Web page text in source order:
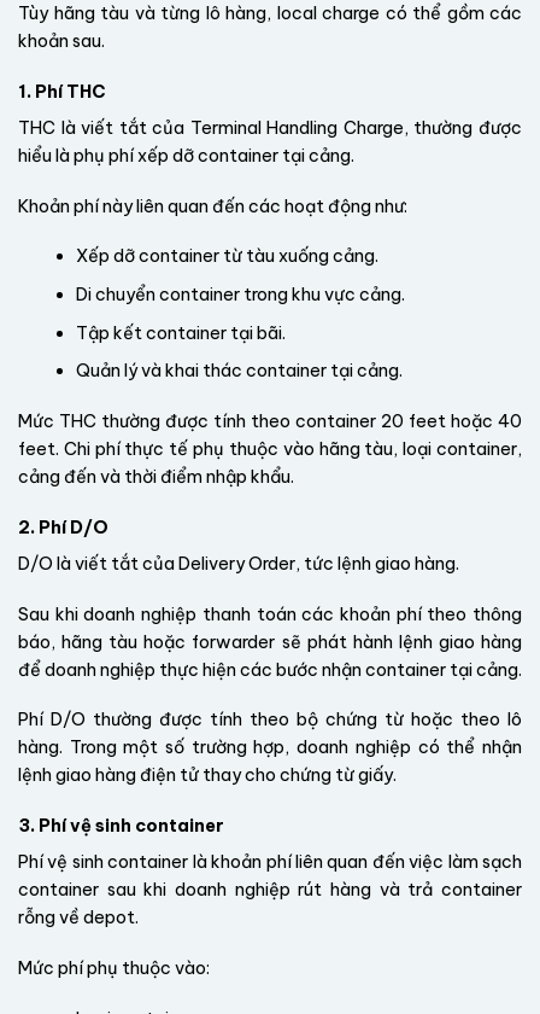
Tùy hãng tàu và từng lô hàng, local charge có thể gồm các
khoản sau.
1. Phí THC
THC là viết tắt của Terminal Handling Charge, thường được
hiểu là phụ phí xếp dỡ container tại cảng.
Khoản phí này liên quan đến các hoạt động như:
Xếp dỡ container từ tàu xuống cảng.
Di chuyển container trong khu vực cảng.
Tập kết container tại bãi.
Quản lý và khai thác container tại cảng.
Mức THC thường được tính theo container 20 feet hoặc 40
feet. Chi phí thực tế phụ thuộc vào hãng tàu, loại container,
cảng đến và thời điểm nhập khẩu.
2. Phí D/O
D/O là viết tắt của Delivery Order, tức lệnh giao hàng.
Sau khi doanh nghiệp thanh toán các khoản phí theo thông
báo, hãng tàu hoặc forwarder sẽ phát hành lệnh giao hàng
để doanh nghiệp thực hiện các bước nhận container tại cảng.
Phí D/O thường được tính theo bộ chứng từ hoặc theo lô
hàng. Trong một số trường hợp, doanh nghiệp có thể nhận
lệnh giao hàng điện tử thay cho chứng từ giấy.
3. Phí vệ sinh container
Phí vệ sinh container là khoản phí liên quan đến việc làm sạch
container sau khi doanh nghiệp rút hàng và trả container
rỗng về depot.
Mức phí phụ thuộc vào: